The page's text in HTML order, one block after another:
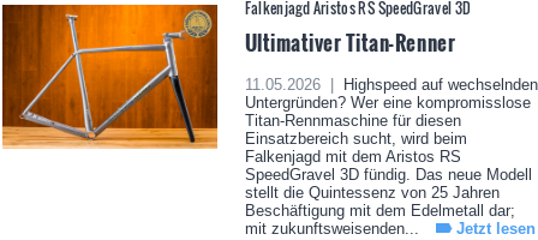
Falkenjagd Aristos RS SpeedGravel 3D
Ultimativer Titan-Renner
11.05.2026 |
Highspeed auf wechselnden
Untergründen? Wer eine kompromisslose
Titan-Rennmaschine für diesen
Einsatzbereich sucht, wird beim
Falkenjagd mit dem Aristos RS
SpeedGravel 3D fündig. Das neue Modell
stellt die Quintessenz von 25 Jahren
Beschäftigung mit dem Edelmetall dar;
mit zukunftsweisenden...
Jetzt lesen